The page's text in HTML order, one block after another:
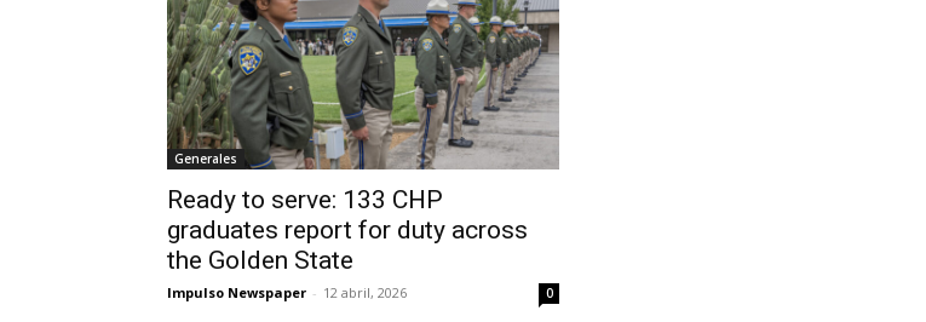
Generales
Ready to serve: 133 CHP
graduates report for duty across
the Golden State
Impulso Newspaper - 12 abril, 2026 0